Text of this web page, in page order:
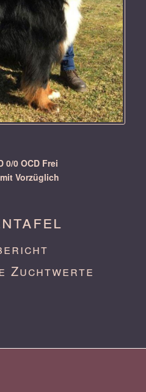
0/0 OCD Frei
Vorzüglich
Zuchtwerte